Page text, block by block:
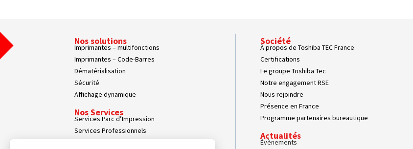
Nos solutions
Imprimantes – multifonctions
Imprimantes – Code-Barres
Dématérialisation
Sécurité
Affichage dynamique
Nos Services
Services Parc d’Impression
Services Professionnels
Société
À propos de Toshiba TEC France
Certifications
Le groupe Toshiba Tec
Notre engagement RSE
Nous rejoindre
Présence en France
Programme partenaires bureautique
Actualités
Évènements